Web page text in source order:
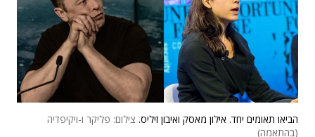
הביאו תאומים יחד. אילון מאסק ואיבון זיליס. צילום: פליקר ו-ויקיפדיה
(בהתאמה)